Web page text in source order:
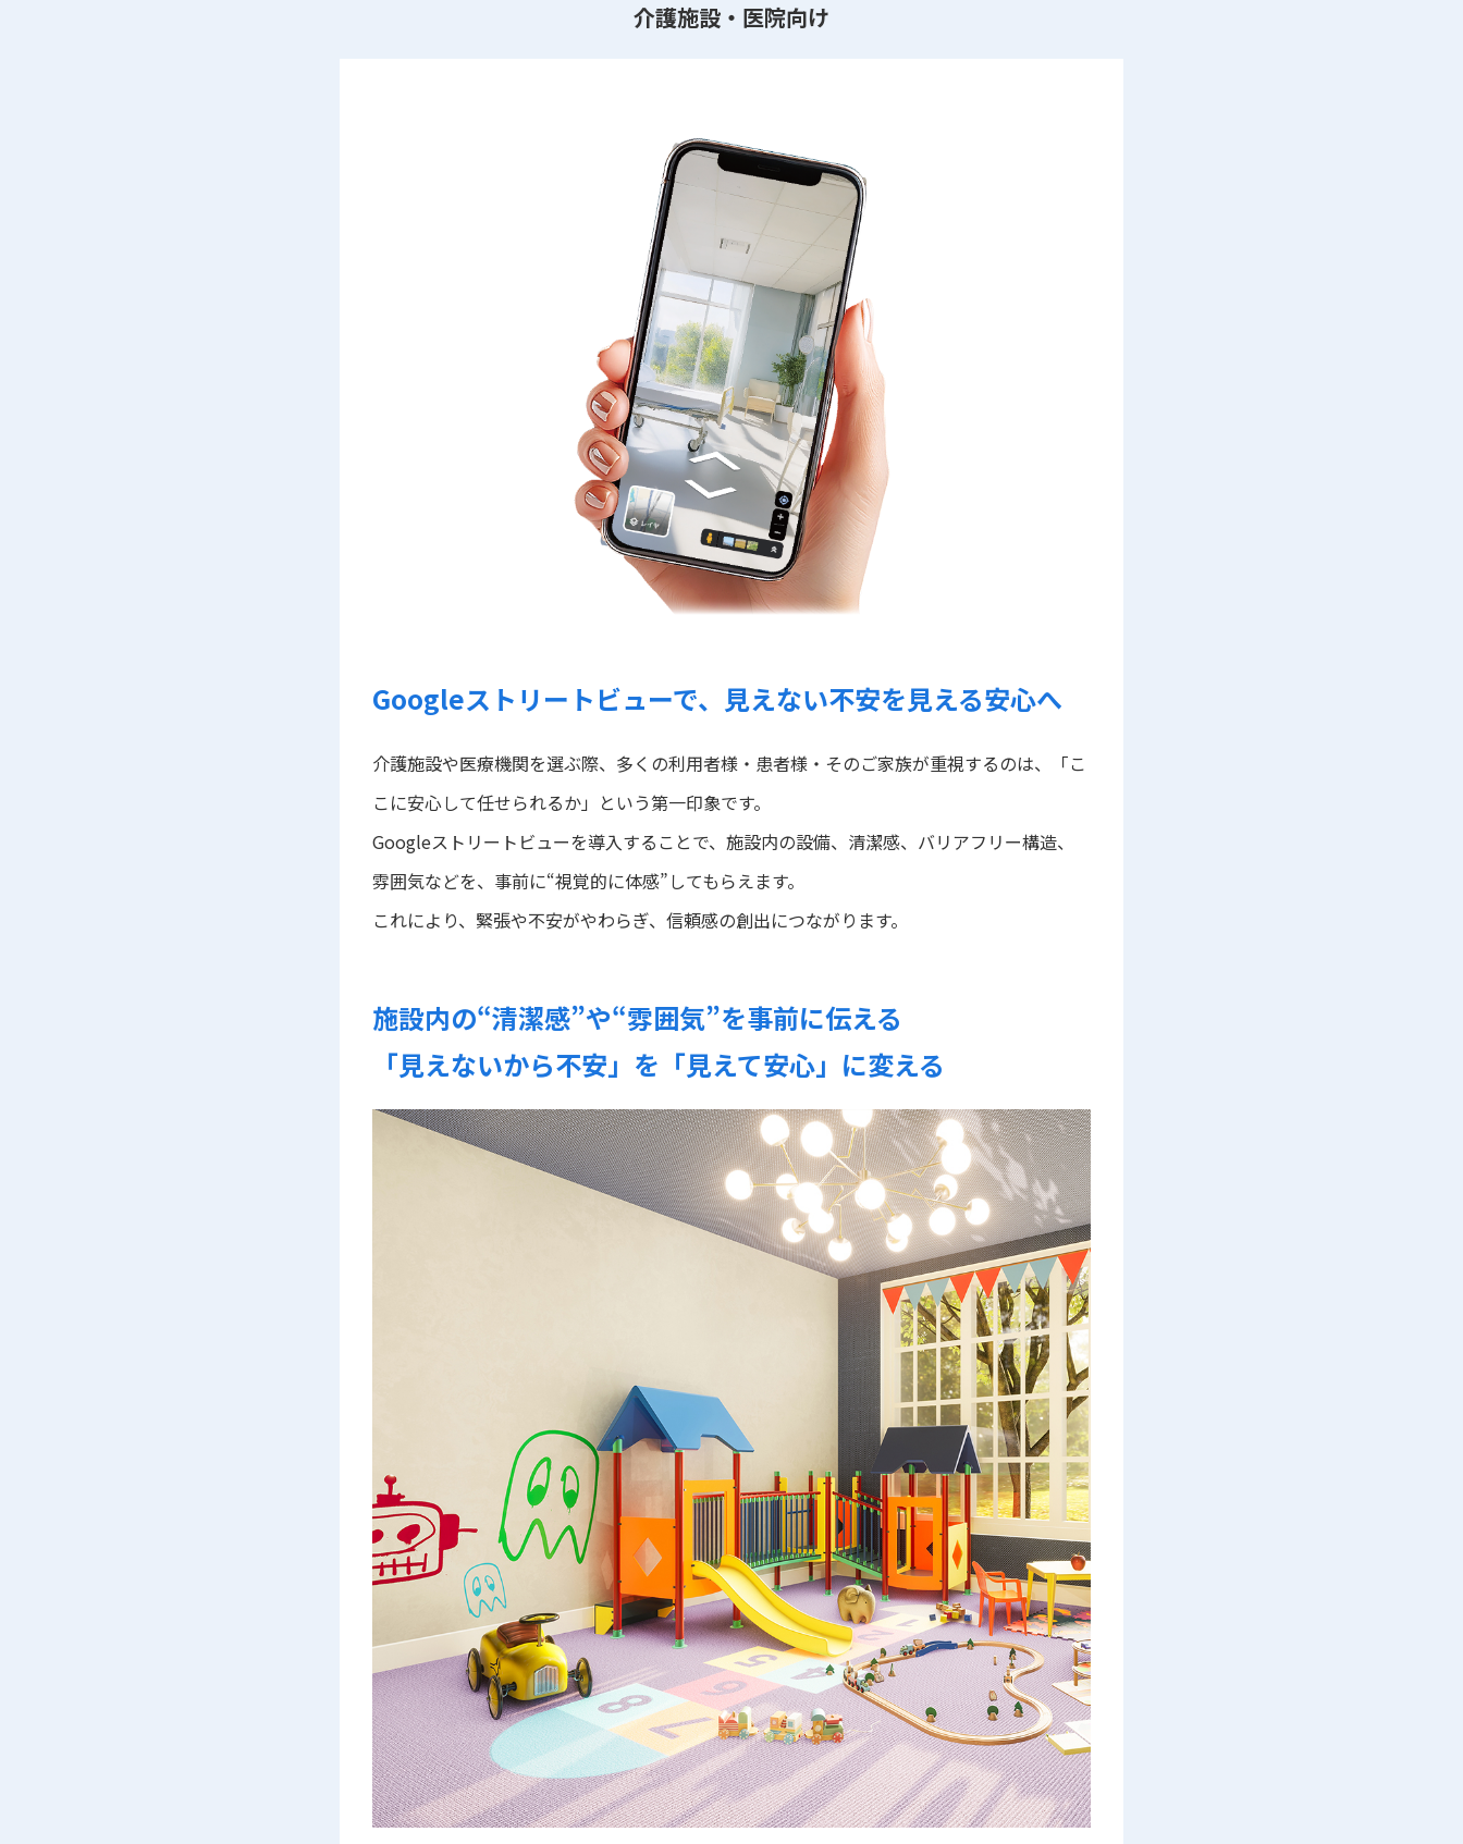
介護施設・医院向け
Googleストリートビューで、見えない不安を見える安心へ
介護施設や医療機関を選ぶ際、多くの利用者様・患者様・そのご家族が重視するのは、「こ
こに安心して任せられるか」という第一印象です。
Googleストリートビューを導入することで、施設内の設備、清潔感、バリアフリー構造、
雰囲気などを、事前に“視覚的に体感”してもらえます。
これにより、緊張や不安がやわらぎ、信頼感の創出につながります。
施設内の“清潔感”や“雰囲気”を事前に伝える
「見えないから不安」を「見えて安心」に変える